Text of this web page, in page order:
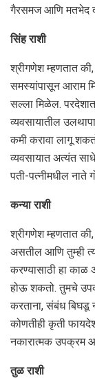
गैरसमज आणि मतभेद
सिंह राशी
श्रीगणेश म्‍हणतात
समस्यांपासून आराम
सल्ला मिळेल.
व्यवसायातील
कमी करावा लागू
व्यवसायात अत्यंत
पती-पत्नीमधील
कन्या राशी
श्रीगणेश म्‍हणतात
असतील आणि तुम्ही
करण्यासाठी हा
होऊ शकतो. तुमचे
करताना, संबंध बिघडू
कोणतीही कृती
नकारात्मक उपक्रम
तुळ राशी